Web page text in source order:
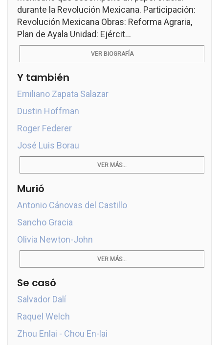
durante la Revolución Mexicana. Participación:
Revolución Mexicana Obras: Reforma Agraria,
Plan de Ayala Unidad: Ejércit...
VER BIOGRAFÍA
Y también
Emiliano Zapata Salazar
Dustin Hoffman
Roger Federer
José Luis Borau
VER MÁS...
Murió
Antonio Cánovas del Castillo
Sancho Gracia
Olivia Newton-John
VER MÁS...
Se casó
Salvador Dalí
Raquel Welch
Zhou Enlai - Chou En-lai